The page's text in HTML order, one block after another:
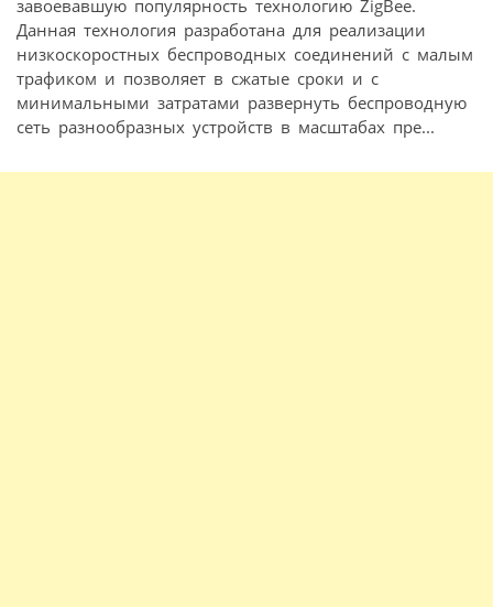
завоевавшую популярность технологию ZigBee.
Данная технология разработана для реализации
низкоскоростных беспроводных соединений с малым
трафиком и позволяет в сжатые сроки и с
минимальными затратами развернуть беспроводную
сеть разнообразных устройств в масштабах пре...